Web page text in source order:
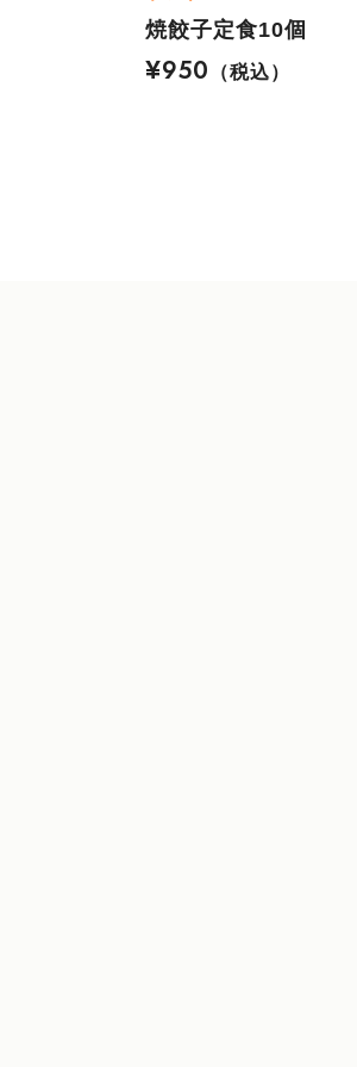
焼餃子定食10個
¥950
（税込）